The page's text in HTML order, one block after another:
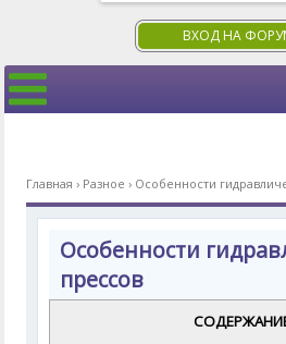
ВХОД НА
Главная › Разное › Особенности
Особенности
прессов